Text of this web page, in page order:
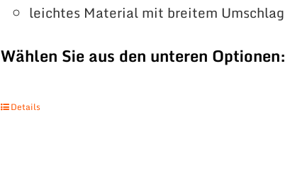
leichtes Material mit breitem Umschlag
Wählen Sie aus den unteren Optionen:
Details